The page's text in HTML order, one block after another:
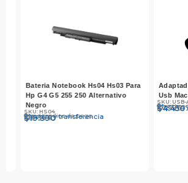
Adaptador Usb Tipo C Hembra A
Usb Macho Otg Negro
SKU: USB-A-TIPOC
4.450
Efectivo y transferencia
4.590
Otros medios de pago
Cable
Reforzado
SKU: HDMI-
1.930
Efectivo y
1.990
Otros